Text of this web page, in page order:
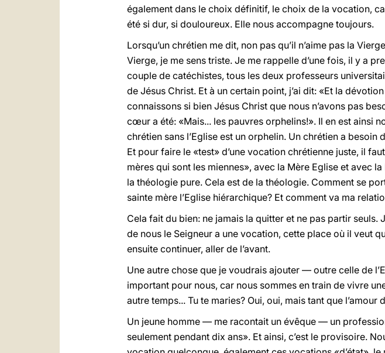
également dans le choix définitif, le choix de la vocation,
été si dur, si douloureux. Elle nous accompagne toujours.
Lorsqu’un chrétien me dit, non pas qu’il n’aime pas la
Vierge, je me sens triste. Je me rappelle d’une fois, il y a
couple de catéchistes, tous les deux professeurs
de Jésus Christ. Et à un certain point, j’ai dit: «Et la
connaissons si bien Jésus Christ que nous n’avons pas
cœur a été: «Mais... les pauvres orphelins!». Il en est ainsi
chrétien sans l’Eglise est un orphelin. Un chrétien a
Et pour faire le «test» d’une vocation chrétienne juste, il
mères qui sont les miennes», avec la Mère Eglise et avec
la théologie pure. Cela est de la théologie. Comment se
sainte mère l’Eglise hiérarchique? Et comment va ma
Cela fait du bien: ne jamais la quitter et ne pas partir
de nous le Seigneur a une vocation, cette place où il veut
ensuite continuer, aller de l’avant.
Une autre chose que je voudrais ajouter — outre celle de
important pour nous, car nous sommes en train de vivre
autre temps... Tu te maries? Oui, oui, mais tant que
Un jeune homme — me racontait un évêque — un
seulement pendant dix ans». Et ainsi, c’est le provisoire.